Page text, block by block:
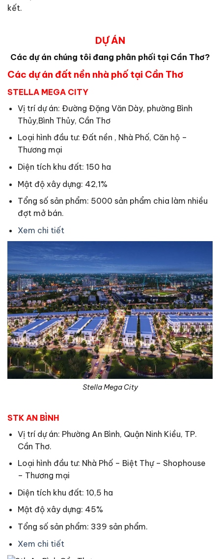
kết.
DỰ ÁN
Các dự án chúng tôi đang phân phối tại Cần Thơ?
Các dự án đất nền nhà phố tại Cần Thơ
STELLA MEGA CITY
Vị trí dự án: Đường Đặng Văn Dày, phường Bình
Thủy,Bình Thủy, Cần Thơ
Loại hình đầu tư: Đất nền , Nhà Phố, Căn hộ –
Thương mại
Diện tích khu đất: 150 ha
Mật độ xây dựng: 42,1%
Tổng số sản phẩm: 5000 sản phẩm chia làm nhiều
đợt mở bán.
Xem chi tiết
Stella Mega City
STK AN BÌNH
Vị trí dự án: Phường An Bình, Quận Ninh Kiều, TP.
Cần Thơ.
Loại hình đầu tư: Nhà Phố – Biệt Thự – Shophouse
– Thương mại
Diện tích khu đất: 10,5 ha
Mật độ xây dựng: 45%
Tổng số sản phẩm: 339 sản phẩm.
Xem chi tiết